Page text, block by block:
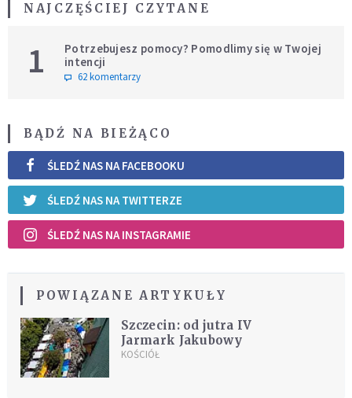
NAJCZĘŚCIEJ CZYTANE
1
Potrzebujesz pomocy? Pomodlimy się w Twojej
intencji
62 komentarzy
BĄDŹ NA BIEŻĄCO
ŚLEDŹ NAS NA FACEBOOKU
ŚLEDŹ NAS NA TWITTERZE
ŚLEDŹ NAS NA INSTAGRAMIE
POWIĄZANE ARTYKUŁY
Szczecin: od jutra IV
Jarmark Jakubowy
KOŚCIÓŁ